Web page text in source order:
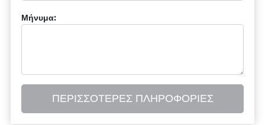
Μήνυμα:
ΠΕΡΙΣΣΟΤΕΡΕΣ ΠΛΗΡΟΦΟΡΙΕΣ